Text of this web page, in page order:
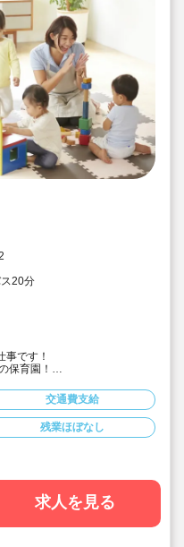
20分
事です！
保育園！
ご案内です。
ライフバランスがとりやすい
や残業もありません！
休憩をしてもらいます。
重視される方、必見★
探しから入職後のフォローまで
ださい！
交通費支給
残業ほぼなし
求人を見る